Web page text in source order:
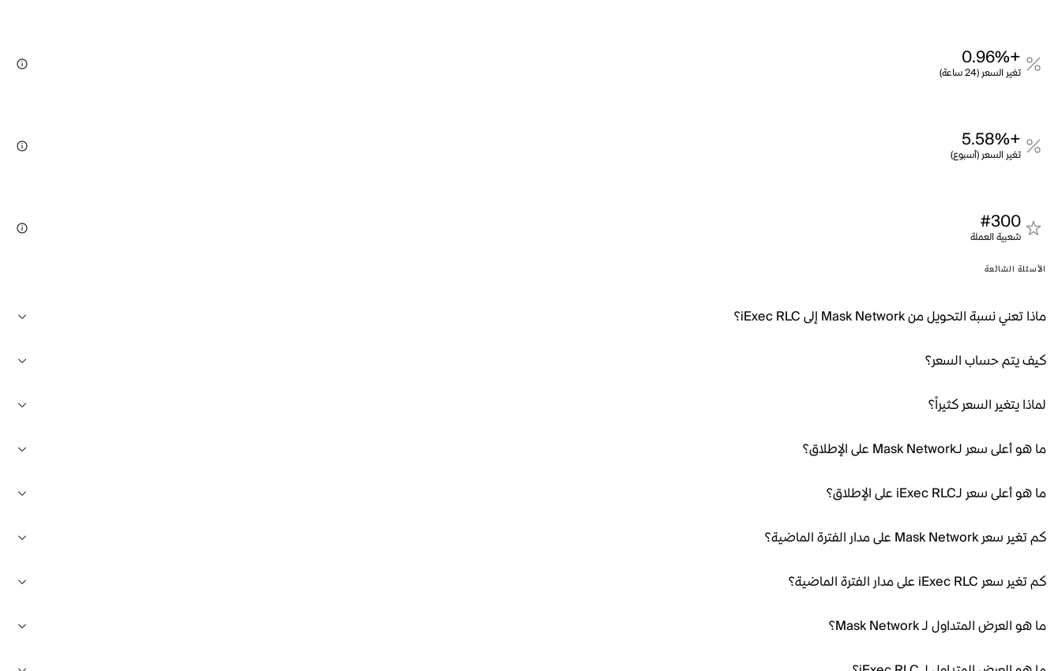
+0.96%
تغير السعر (24 ساعة)
+5.58%
تغير السعر (أسبوع)
#300
شعبية العملة
الأسئلة الشائعة
ماذا تعني نسبة التحويل من Mask Network إلى iExec RLC؟
كيف يتم حساب السعر؟
لماذا يتغير السعر كثيراً؟
ما هو أعلى سعر لـMask Network على الإطلاق؟
ما هو أعلى سعر لـiExec RLC على الإطلاق؟
كم تغير سعر Mask Network على مدار الفترة الماضية؟
كم تغير سعر iExec RLC على مدار الفترة الماضية؟
ما هو العرض المتداول لـ Mask Network؟